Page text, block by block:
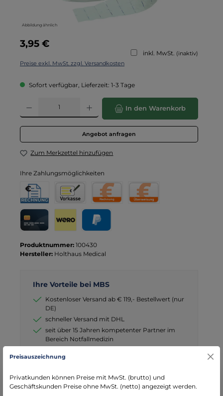
Abbildung ähnlich
Regulärer Preis:
3,95 €
inkl. MwSt. (inaktiv)
Preise exkl. MwSt. zzgl. Versandkosten
Sofort verfügbar, Lieferzeit: 1-3 Tage
Produkt Anzahl: Gib den gewünschten Wert ein oder benutze die
In den Warenkorb
Angebot anfragen
Zum Merkzettel hinzufügen
Ihre Zahlungsmöglichkeiten
Produktnummer: 100430
Hersteller: Holthaus Medical
Ihre Vorteile bei MBS
Kostenloser Versand ab € 119,- Bestellwert (nur
DE)
schneller Versand mit DHL
seit über 15 Jahren kompetenter Partner im
Bereich Notfallmedizin
Preisauszeichnung
Privatkunden können Preise mit MwSt. (brutto) und
Geschäftskunden Preise ohne MwSt. (netto) angezeigt werden.